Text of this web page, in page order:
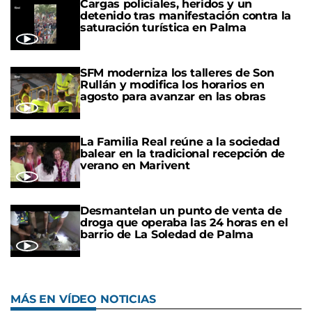
Cargas policiales, heridos y un
detenido tras manifestación contra la
saturación turística en Palma
SFM moderniza los talleres de Son
Rullán y modifica los horarios en
agosto para avanzar en las obras
La Familia Real reúne a la sociedad
balear en la tradicional recepción de
verano en Marivent
Desmantelan un punto de venta de
droga que operaba las 24 horas en el
barrio de La Soledad de Palma
MÁS EN VÍDEO NOTICIAS